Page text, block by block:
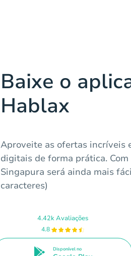
Baixe o
Hablax
Aproveite as ofertas incríveis
digitais de forma prática.
Singapura será ainda mais
caracteres)
4.42k Avaliações
4.8
Disponível no